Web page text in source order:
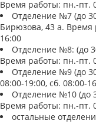
Время работы: пн.-пт.
Отделение №7 (до
Бирюзова, 43 а. Время
16:00
Отделение №8: (до
Время работы: пн.-пт.
Отделение №9 (до
08:00-19:00, сб. 08:00-
Отделение №10 (до
Время работы: пн.-пт.
остальные